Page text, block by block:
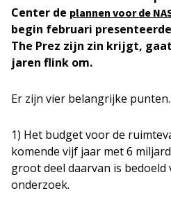
Center de plannen voor de
begin februari
The Prez zijn zin krijgt,
jaren flink om.
Er zijn vier belangrijke punten.
1) Het budget voor de
komende vijf jaar met 6
groot deel daarvan is
onderzoek.